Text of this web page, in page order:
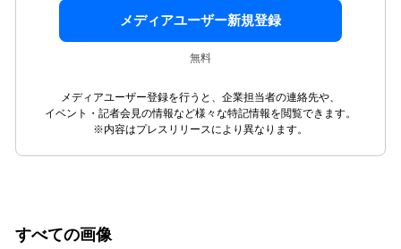
メディアユーザー新規登録
無料
メディアユーザー登録を行うと、企業担当者の連絡先や、
イベント・記者会見の情報など様々な特記情報を閲覧できます。
※内容はプレスリリースにより異なります。
すべての画像